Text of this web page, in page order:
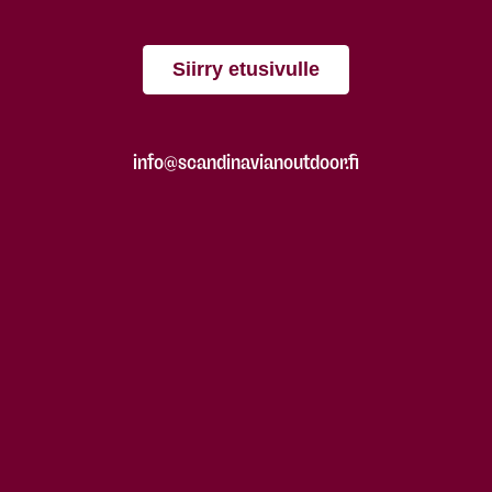
Siirry etusivulle
info@scandinavianoutdoor.fi